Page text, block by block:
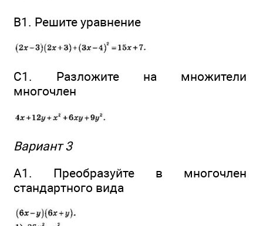
В1. Решите уравнение
С1. Разложите на множители
многочлен
Вариант 3
А1. Преобразуйте в многочлен
стандартного вида